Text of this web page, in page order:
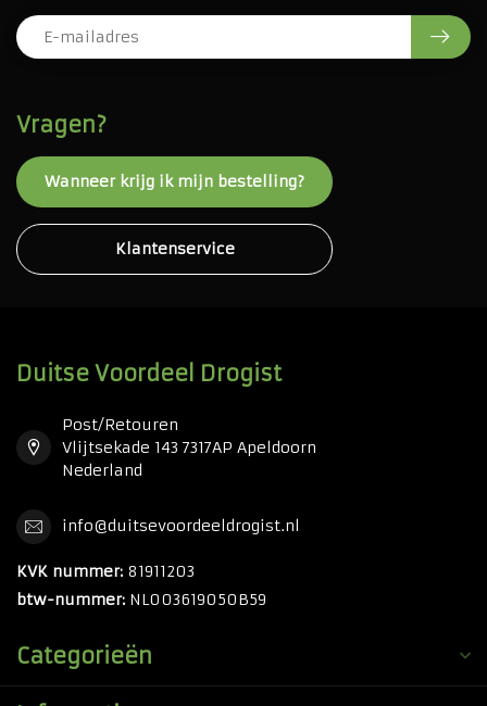
Vragen?
Wanneer krijg ik mijn bestelling?
Klantenservice
Duitse Voordeel Drogist
Post/Retouren
Vlijtsekade 143 7317AP Apeldoorn
Nederland
info@duitsevoordeeldrogist.nl
KVK nummer: 81911203
btw-nummer: NL003619050B59
Categorieën